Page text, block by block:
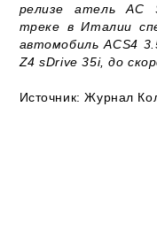
релизе атель AC
треке в Италии
автомобиль ACS4
Z4 sDrive 35i, до
Источник: Журнал